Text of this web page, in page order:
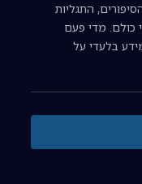
התגליות
כולם. מדי פעם
בלעדי על